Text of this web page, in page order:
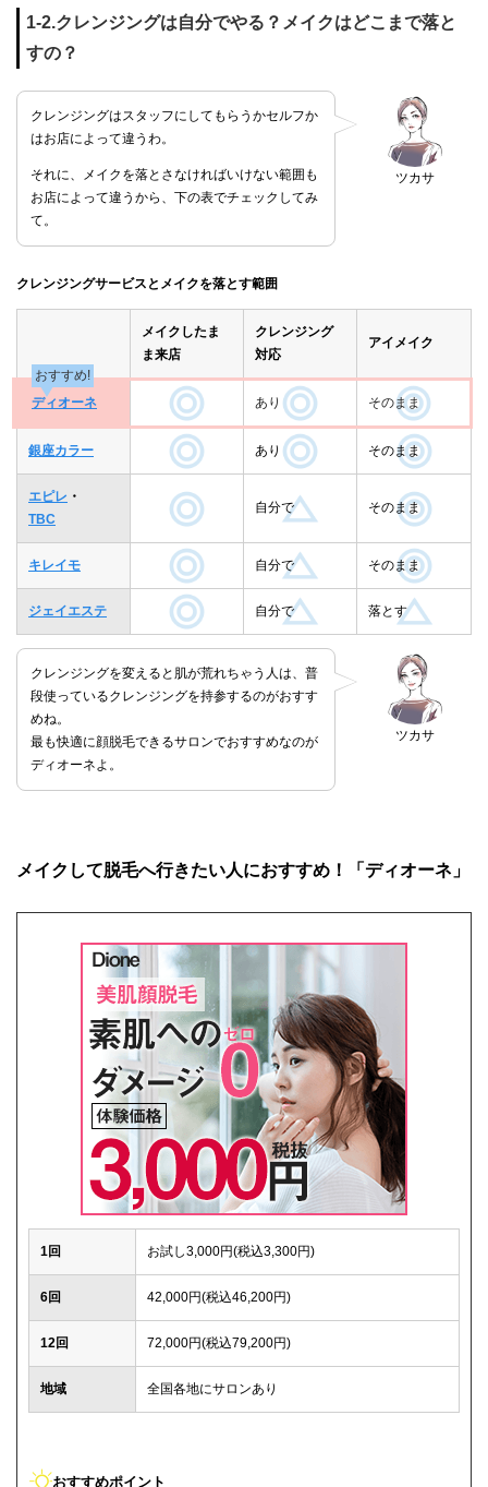
1-2.クレンジングは自分でやる？メイクはどこまで落と
すの？
ツカサ
クレンジングはスタッフにしてもらうかセルフか
はお店によって違うわ。
それに、メイクを落とさなければいけない範囲も
お店によって違うから、下の表でチェックしてみ
て。
クレンジングサービスとメイクを落とす範囲
メイクしたま
ま来店
クレンジング
対応
アイメイク
おすすめ!
ディオーネ
あり そのまま
銀座カラー あり そのまま
エピレ ・
TBC
自分で そのまま
キレイモ 自分で そのまま
ジェイエステ 自分で 落とす
ツカサ
クレンジングを変えると肌が荒れちゃう人は、普
段使っているクレンジングを持参するのがおすす
めね。
最も快適に顔脱毛できるサロンでおすすめなのが
ディオーネよ。
メイクして脱毛へ行きたい人におすすめ！「ディオーネ」
1回 お試し3,000円(税込3,300円)
6回 42,000円(税込46,200円)
12回 72,000円(税込79,200円)
地域 全国各地にサロンあり
おすすめポイント